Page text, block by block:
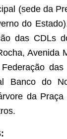
(sede da
do
das CDLs
Avenida
Banco do
da